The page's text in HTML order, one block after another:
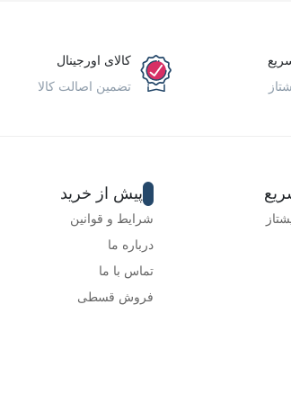
کالای اورجینال
تضمین اصالت کالا
پیش از خرید
شرایط و قوانین
درباره ما
تماس با ما
فروش قسطی